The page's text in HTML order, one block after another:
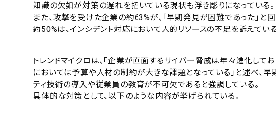
知識の欠如が対策の遅れを招いている現状も浮き彫りになっている。
また、攻撃を受けた企業の約63%が、「早期発見が困難であった」と回
約50%は、インシデント対応において人的リソースの不足を訴えている
トレンドマイクロは、「企業が直面するサイバー脅威は年々進化して
においては予算や人材の制約が大きな課題となっている」と述べ、
ティ技術の導入や従業員の教育が不可欠であると強調している。
具体的な対策として、以下のような内容が挙げられている。